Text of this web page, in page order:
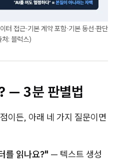
접근·기본 계약 포함·기본 동선·판단
처: 블럭스)
— 3분 판별법
이든, 아래 네 가지 질문이면
를 읽나요?" — 텍스트 생성